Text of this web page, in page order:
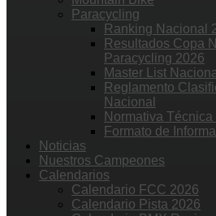
Paracycling
Ranking Nacional
Resultados Copa
Paracycling 2026
Master List
Reglamento
Nacional
Normativa Técnica
Formato de
Noticias
Nuestros Campeones
Calendarios
Calendario FCC 2026
Calendario Pista 2026